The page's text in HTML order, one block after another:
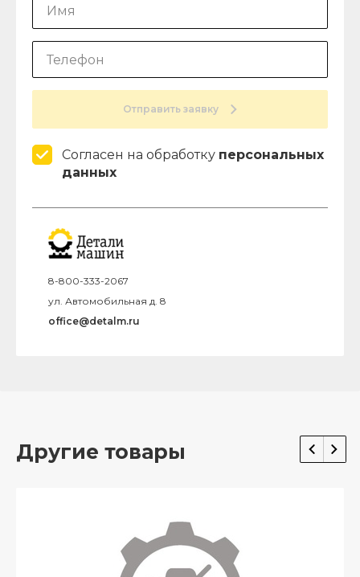
Отправить заявку
Согласен на обработку персональных
данных
8-800-333-2067
ул. Автомобильная д. 8
office@detalm.ru
Другие товары